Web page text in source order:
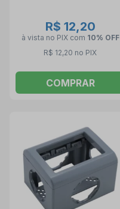
R$ 12,20
à vista no PIX com 10% OFF
R$ 12,20 no PIX
COMPRAR